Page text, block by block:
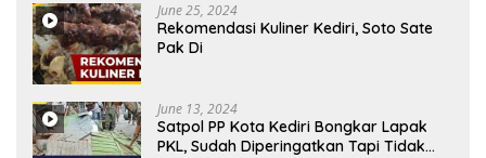
June 25, 2024
Rekomendasi Kuliner Kediri, Soto Sate
Pak Di
June 13, 2024
Satpol PP Kota Kediri Bongkar Lapak
PKL, Sudah Diperingatkan Tapi Tidak